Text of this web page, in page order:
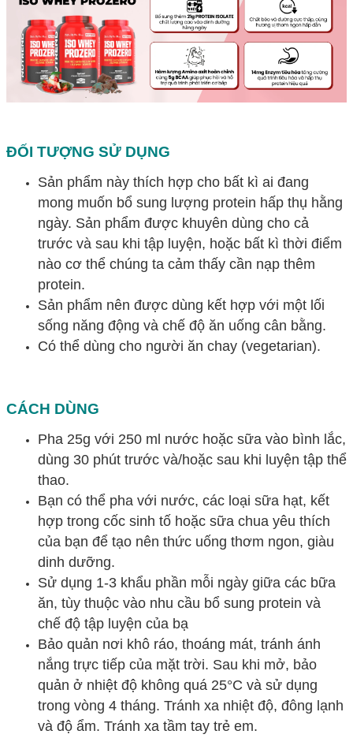
ĐỐI TƯỢNG SỬ DỤNG
Sản phẩm này thích hợp cho bất kì ai đang
mong muốn bổ sung lượng protein hấp thụ hằng
ngày. Sản phẩm được khuyên dùng cho cả
trước và sau khi tập luyện, hoặc bất kì thời điểm
nào cơ thể chúng ta cảm thấy cần nạp thêm
protein.
Sản phẩm nên được dùng kết hợp với một lối
sống năng động và chế độ ăn uống cân bằng.
Có thể dùng cho người ăn chay (vegetarian).
CÁCH DÙNG
Pha 25g với 250 ml nước hoặc sữa vào bình lắc,
dùng 30 phút trước và/hoặc sau khi luyện tập thể
thao.
Bạn có thể pha với nước, các loại sữa hạt, kết
hợp trong cốc sinh tố hoặc sữa chua yêu thích
của bạn để tạo nên thức uống thơm ngon, giàu
dinh dưỡng.
Sử dụng 1-3 khẩu phần mỗi ngày giữa các bữa
ăn, tùy thuộc vào nhu cầu bổ sung protein và
chế độ tập luyện của bạ
Bảo quản nơi khô ráo, thoáng mát, tránh ánh
nắng trực tiếp của mặt trời. Sau khi mở, bảo
quản ở nhiệt độ không quá 25°C và sử dụng
trong vòng 4 tháng. Tránh xa nhiệt độ, đông lạnh
và độ ẩm. Tránh xa tầm tay trẻ em.